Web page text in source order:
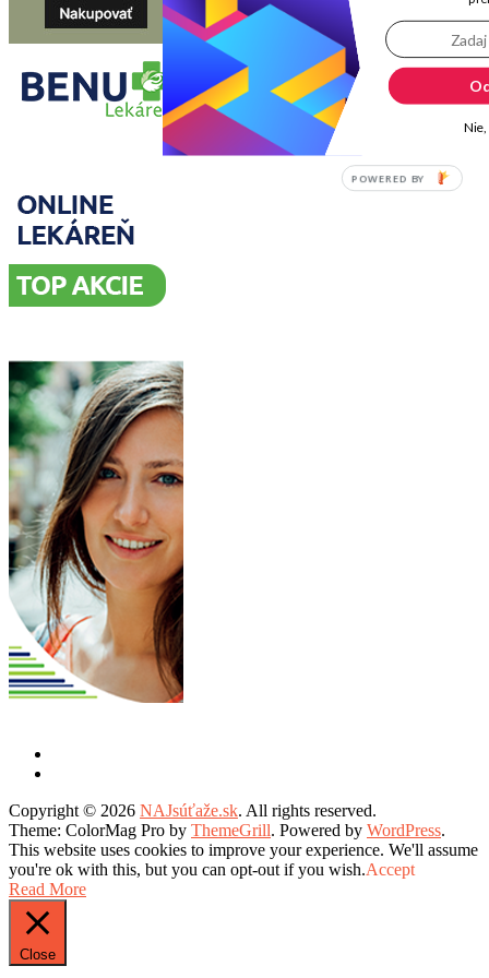
Copyright © 2026 NAJsúťaže.sk. All rights reserved.
Theme: ColorMag Pro by ThemeGrill. Powered by WordPress.
This website uses cookies to improve your experience. We'll assume
you're ok with this, but you can opt-out if you wish.Accept
Read More
Close